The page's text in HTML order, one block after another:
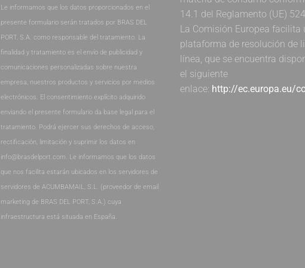
Le informamos que los datos proporcionados en el
presente formulario serán tratados por BRAS DEL
PORT, S.A. como responsable del tratamiento. La
finalidad y tratamiento es el envío de publicidad y
comunicaciones personalizadas sobre nuestra
empresa, nuestros productos y servicios por medios
electrónicos. El consentimiento explícito adquirido
enviando el presente formulario da base legal para el
tratamiento. Podrá ejercer sus derechos de acceso,
rectificación, limitación y suprimir los datos en
info@brasdelport.com. Le informamos que los datos
que nos facilita estarán ubicados en los servidores de
servidores de ACUMBAMAIL, S.L. (proveedor de email
marketing de BRAS DEL PORT, S.A.) cuya
infraestructura está situada en España.
14.1 del Reglamento (UE)
La Comisión Europea facilita
plataforma de resolución de
línea, que se encuentra
el siguiente
enlace: http://ec.europa.eu/